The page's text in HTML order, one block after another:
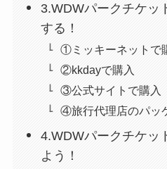
3.WDWパークチケッ
する！
①ミッキーネットで
②kkdayで購入
③公式サイトで購入
④旅行代理店のパッ
4.WDWパークチケッ
よう！